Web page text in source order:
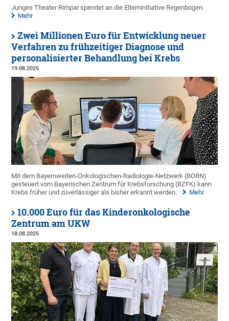
Junges Theater Rimpar spendet an die Elterninitiative Regenbogen.
Mehr
Zwei Millionen Euro für Entwicklung neuer
Verfahren zu frühzeitiger Diagnose und
personalisierter Behandlung bei Krebs
19.08.2025
Mit dem Bayernweiten-Onkologischen-Radiologie-Netzwerk (BORN)
gesteuert vom Bayerischen Zentrum für Krebsforschung (BZFK) kann
Krebs früher und zuverlässiger als bisher erkannt werden.
Mehr
10.000 Euro für das Kinderonkologische
Zentrum am UKW
18.08.2025